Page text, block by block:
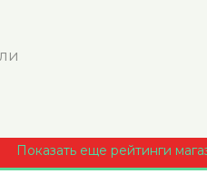
Показать еще рейтинги